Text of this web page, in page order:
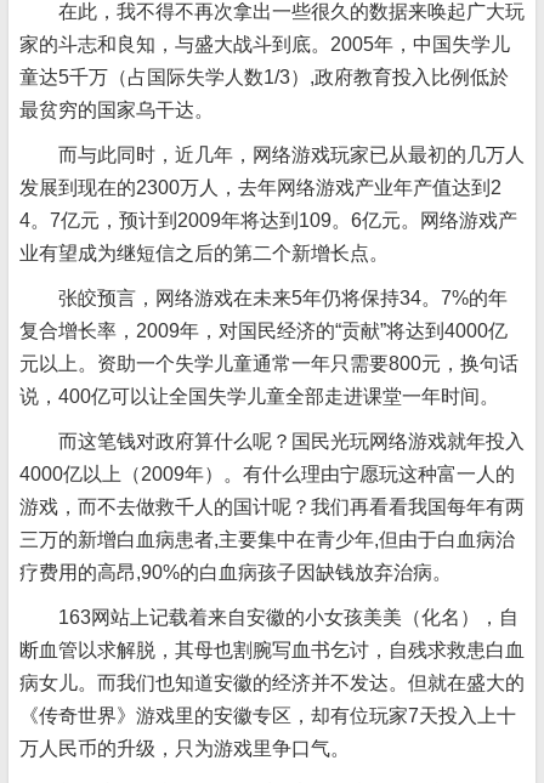
在此，我不得不再次拿出一些很久的数据来唤起广大玩
家的斗志和良知，与盛大战斗到底。2005年，中国失学儿
童达5千万（占国际失学人数1/3）,政府教育投入比例低於
最贫穷的国家乌干达。
而与此同时，近几年，网络游戏玩家已从最初的几万人
发展到现在的2300万人，去年网络游戏产业年产值达到2
4。7亿元，预计到2009年将达到109。6亿元。网络游戏产
业有望成为继短信之后的第二个新增长点。
张皎预言，网络游戏在未来5年仍将保持34。7%的年
复合增长率，2009年，对国民经济的“贡献”将达到4000亿
元以上。资助一个失学儿童通常一年只需要800元，换句话
说，400亿可以让全国失学儿童全部走进课堂一年时间。
而这笔钱对政府算什么呢？国民光玩网络游戏就年投入
4000亿以上（2009年）。有什么理由宁愿玩这种富一人的
游戏，而不去做救千人的国计呢？我们再看看我国每年有两
三万的新增白血病患者,主要集中在青少年,但由于白血病治
疗费用的高昂,90%的白血病孩子因缺钱放弃治病。
163网站上记载着来自安徽的小女孩美美（化名），自
断血管以求解脱，其母也割腕写血书乞讨，自残求救患白血
病女儿。而我们也知道安徽的经济并不发达。但就在盛大的
《传奇世界》游戏里的安徽专区，却有位玩家7天投入上十
万人民币的升级，只为游戏里争口气。